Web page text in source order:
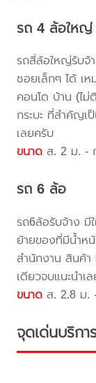
รถ 4 ล้อใหญ่
รถสี่ล้อใหญ่รับจ้
ซอยเล็กๆ ได้ เ
คอนโด บ้าน (ไม่
กระบะ ที่สำคัญเ
เลยครับ
ขนาด ส. 2 ม. -
รถ 6 ล้อ
รถ6ล้อรับจ้าง มี
ย้ายของที่มีน้ำห
สำนักงาน สินค้
เดียวจบแนะนำเ
ขนาด ส. 2.8 ม.
จุดเด่นบริกา